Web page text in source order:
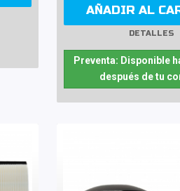
AÑADIR AL
DETALLES
Preventa: Disponible
después de tu